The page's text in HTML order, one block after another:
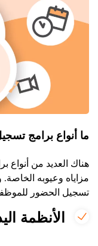
ما أنواع برامج
هناك العديد من
مزاياه وعيوبه
تسجيل الحضور
الأنظمة